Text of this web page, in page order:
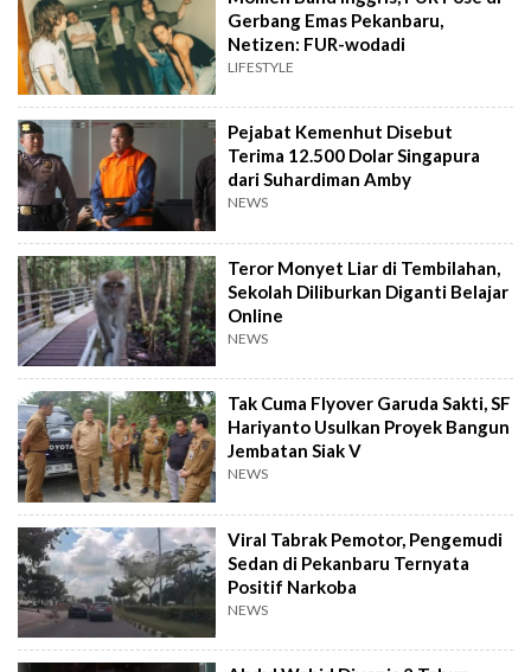
Gerbang Emas Pekanbaru,
Netizen: FUR-wodadi
LIFESTYLE
Pejabat Kemenhut Disebut
Terima 12.500 Dolar Singapura
dari Suhardiman Amby
NEWS
Teror Monyet Liar di Tembilahan,
Sekolah Diliburkan Diganti Belajar
Online
NEWS
Tak Cuma Flyover Garuda Sakti, SF
Hariyanto Usulkan Proyek Bangun
Jembatan Siak V
NEWS
Viral Tabrak Pemotor, Pengemudi
Sedan di Pekanbaru Ternyata
Positif Narkoba
NEWS